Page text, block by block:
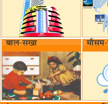
बाल-सखा मौसम-